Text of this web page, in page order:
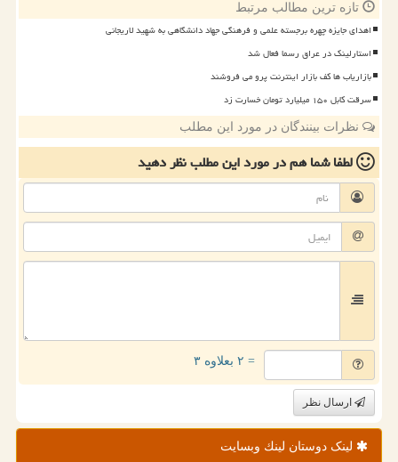
تازه ترین مطالب مرتبط
اهدای جایزه چهره برجسته علمی و فرهنگی جهاد دانشگاهی به شهید لاریجانی
استارلینک در عراق رسما فعال شد
بازاریاب ها کف بازار اینترنت پرو می فروشند
سرقت کابل ۱۵۰ میلیارد تومان خسارت زد
نظرات بینندگان در مورد این مطلب
لطفا شما همدر مورد این مطلبنظر دهید
= ۲ بعلاوه ۳
ارسال نظر
لینک دوستان لینك وبسایت